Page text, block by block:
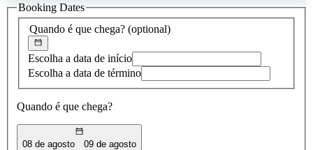
encontrada
Quando é que chega? (optional)
Escolha a data de início
Escolha a data de término
Quando é que chega?
08 de agosto 09 de agosto
Booking Dates